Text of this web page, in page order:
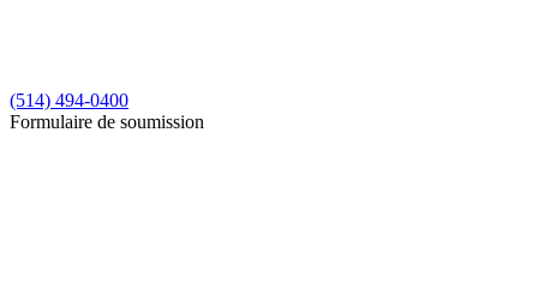
(514) 494-0400
Formulaire de soumission